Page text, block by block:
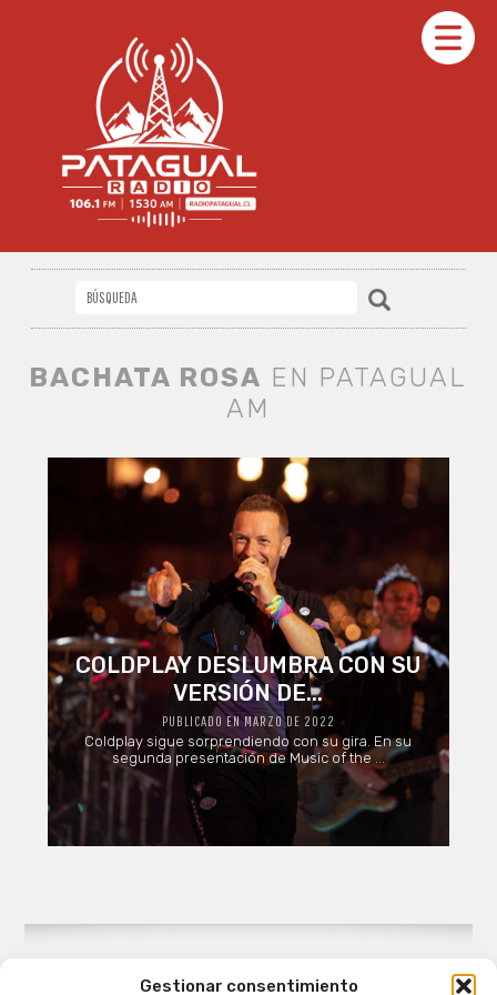
Gestionar consentimiento
BACHATA ROSA EN PATAGUAL
AM
COLDPLAY DESLUMBRA CON SU
VERSIÓN DE...
PUBLICADO EN MARZO DE 2022
Coldplay sigue sorprendiendo con su gira. En su
segunda presentación de Music of the ...